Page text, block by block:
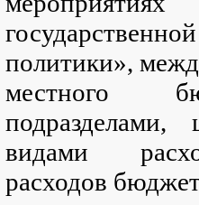
политики»,
местного
видами
расходов